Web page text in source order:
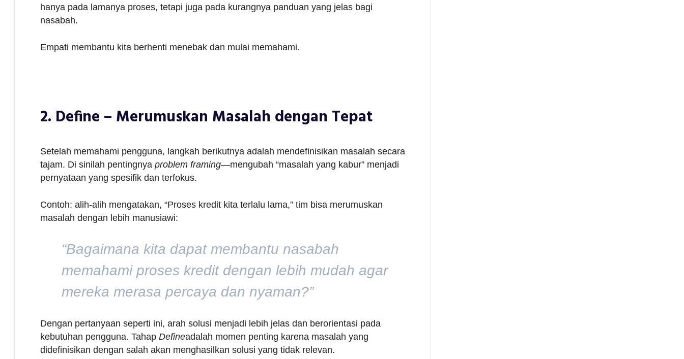
hanya pada lamanya proses, tetapi juga pada kurangnya panduan yang jelas bagi
nasabah.
Empati membantu kita berhenti menebak dan mulai memahami.
2. Define – Merumuskan Masalah dengan Tepat
Setelah memahami pengguna, langkah berikutnya adalah mendefinisikan masalah secara
tajam. Di sinilah pentingnya problem framing—mengubah “masalah yang kabur” menjadi
pernyataan yang spesifik dan terfokus.
Contoh: alih-alih mengatakan, “Proses kredit kita terlalu lama,” tim bisa merumuskan
masalah dengan lebih manusiawi:
“Bagaimana kita dapat membantu nasabah
memahami proses kredit dengan lebih mudah agar
mereka merasa percaya dan nyaman?”
Dengan pertanyaan seperti ini, arah solusi menjadi lebih jelas dan berorientasi pada
kebutuhan pengguna. Tahap Defineadalah momen penting karena masalah yang
didefinisikan dengan salah akan menghasilkan solusi yang tidak relevan.